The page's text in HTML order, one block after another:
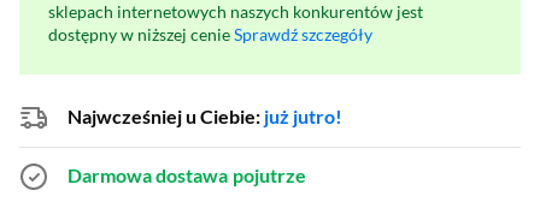
sklepach internetowych naszych konkurentów jest
dostępny w niższej cenieSprawdź szczegóły
Najwcześniej u Ciebie: już jutro!
Darmowa dostawa pojutrze